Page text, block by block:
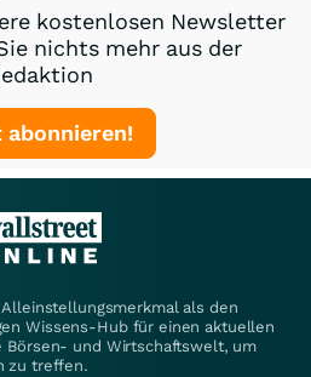
kostenlosen Newsletter
nichts mehr aus der
als den
Wissens-Hub für einen aktuellen
Börsen- und Wirtschaftswelt, um
zu treffen.